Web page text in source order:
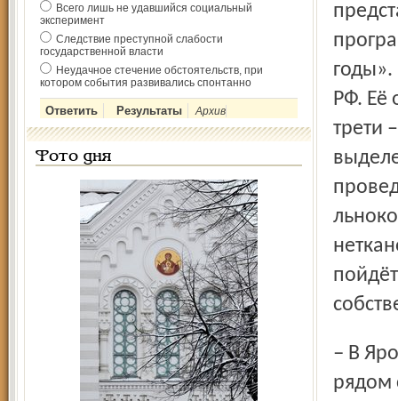
Всего лишь не удавшийся социальный
эксперимент
Следствие преступной слабости
государственной власти
Неудачное стечение обстоятельств, при
котором события развивались спонтанно
Архив
Фото дня
годы».
РФ. Её
трети
– В Ярославле есть магазин «Ивановские ситцы». Когда
рядом